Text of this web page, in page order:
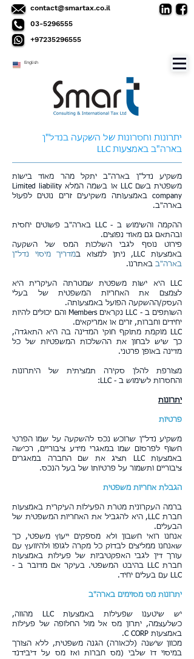
contact@smartax.co.il
03-5296555
+97235296555
English
יתרונות וחסרונות של השקעה בנדל"ן
בארה"ב באמצעות LLC
משקיע נדל"ן בארה"ב יתקל מהר מאוד בישות
משפטית בשם LLC או בשמה המלא Limited liability
company באמצעותה משקיעים זרים נוטים לפעול
בארה"ב.
ההקמה והשימוש ב - LLC בארה"ב פשוטים יחסית
ובהתאם גם מאוד נפוצים.
פירוט נוסף לגבי השלכות המס של השקעה
באמצעות LLC, ניתן למצוא ב
מדריך מיסוי נדל"ן
בארה"ב באתרנו.
LLC היא ישות משפטית שמטרתה העיקרית היא
לצמצם את האחריות המשפטית של בעלי
העסק/ההשקעה הפועל באמצעותה.
השותפים ב - LLC נקראים Members והם יכולים להיות
יחידים וחברות, זרים או אמריקאים.
LLC מוקמת מתוקף חוקי המדינה בה היא התאגדה,
כך שיש לבחון את ההשלכות המשפטיות של כל
מדינה באופן פרטני.
מצורפת להלן סקירה תמציתית של היתרונות
והחסרות לשימוש ב - LLC:
יתרונות
פרטיות
משקיע נדל"ן שרוכש נכס להשקעה על שמו הפרטי
חשוף לפרסום שמו במאגרי מידע ציבוריים, רכישה
באמצעות LLC תציג את שם החברה במאגרים
ציבוריים ותשמור על פרטיותו של בעל הנכס.
הגבלת אחריות משפטית
ברמה העקרונית מטרת הפעילות העיקרית באמצעות
חברת LLC, היא להגביל את האחריות המשפטית של
הבעלים.
אנחנו רואי חשבון ולא מספקים ייעוץ משפטי, כך
שאנחנו ממליצים לבדוק כל מקרה לגופו ולהיוועץ עם
עורך דין לגבי האפקטיביות של פעילות באמצעות
חברת LLC בהיבט המשפטי. בעיקר אם מדובר ב -
LLC עם בעלים יחיד.
יתרונות מס מסוימים בארה"ב
יש שיטענו שפעילות באמצעות LLC מהווה,
כשלעצמה, יתרון מס אל מול החלופה של פעילות
באמצעות C CORP.
מכוון שישנה (לכאורה) הגנה משפטית, ללא הצורך
במיסוי דו שלבי (מס חברות ואז מס על דיבידנד